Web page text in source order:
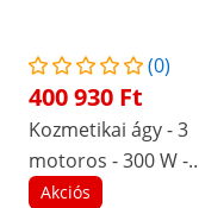
(0)
400 930 Ft
Kozmetikai ágy - 3
motoros - 300 W -
190 x 65 x 60 - 76 cm
Akciós